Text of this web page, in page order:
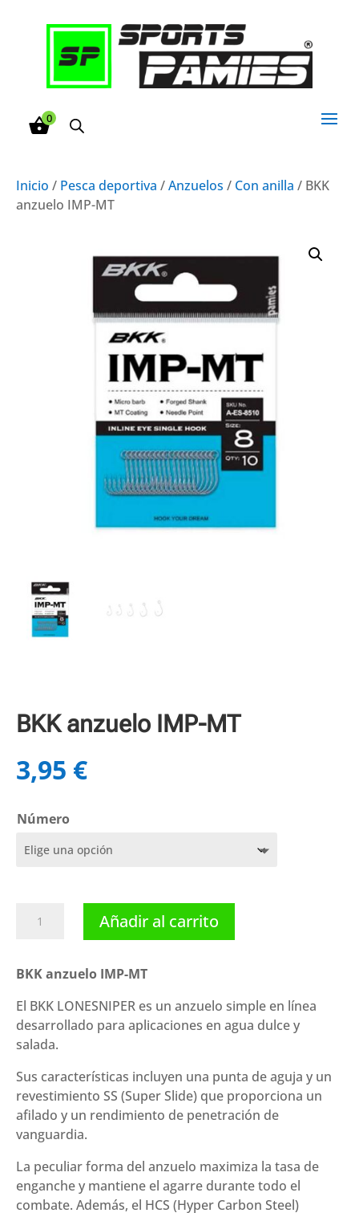
0
Inicio / Pesca deportiva /Anzuelos / Con anilla / BKK
anzuelo IMP-MT
BKK anzuelo IMP-MT
3,95 €
Número
anzuelo
MT
Añadir al carrito
BKK anzuelo IMP-MT
El BKK LONESNIPER es un anzuelo simple en línea
desarrollado para aplicaciones en agua dulce y
salada.
Sus características incluyen una punta de aguja y un
revestimiento SS (Super Slide) que proporciona un
afilado y un rendimiento de penetración de
vanguardia.
La peculiar forma del anzuelo maximiza la tasa de
enganche y mantiene el agarre durante todo el
combate. Además, el HCS (Hyper Carbon Steel)